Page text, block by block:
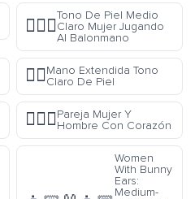
🤾🏼‍♀️
Tono De Piel Medio
Claro Mujer Jugando
Al Balonmano
🖐🏻Mano Extendida Tono
Claro De Piel
👩‍❤️‍👨Pareja Mujer Y
Hombre Con Corazón
Women
With Bunny
Ears:
Medium-